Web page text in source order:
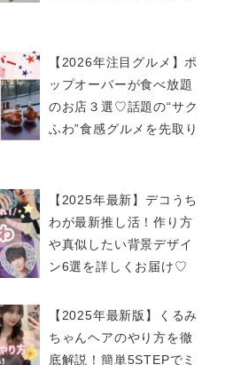
【2026年注目グルメ】ポ
ップオーバーが食べ放題
のお店３選♡話題の“サク
ふわ”食感グルメを先取り
【2025年最新】デコうち
わが最新推し活！作り方
や真似したい背景デザイ
ン6選を詳しくお届け♡
【2025年最新版】くるみ
ちゃんヘアのやり方を徹
底解説！簡単5STEPでミ